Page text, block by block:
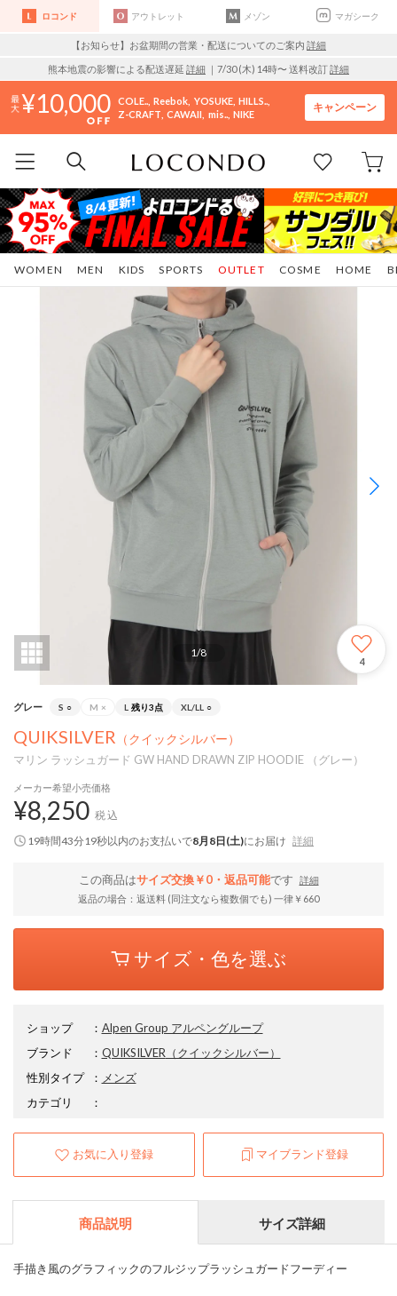
ロコンド アウトレット メゾン マガシーク
【お知らせ】お盆期間の営業・配送についてのご案内 詳細
熊本地震の影響による配送遅延 詳細 ｜7/30 (木) 14時〜 送料改訂詳細
10,000 COLE.. Reebok YOSUKE HILLS..
Z-CRAFT CAWAII mis.. NIKE
キャンペーン
WOMEN MEN KIDS SPORTS COSME HOME
OUTLET
1/8
4
グレー S ○ M × L 残り3点 XL/LL ○
QUIKSILVER （クイックシルバー）
マリン ラッシュガード GW HAND DRAWN ZIP HOODIE （グレー）
メーカー希望小売価格
¥8,250 税込
19時間43分18秒以内のお支払いで8月8日(土)にお届け 詳細
この商品はサイズ交換￥0・返品可能です
詳細
返品の場合：返送料 (同注文なら複数個でも) 一律￥660
サイズ・色を選ぶ
ショップ ： Alpen Group アルペングループ
ブランド
： QUIKSILVER （クイックシルバー）
性別タイプ
： メンズ
カテゴリ
：
お気に入り登録 マイブランド登録
商品説明 サイズ詳細
手描き風のグラフィックのフルジップラッシュガードフーディー